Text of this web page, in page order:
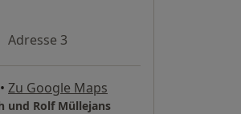
Adresse 3
• Zu Google Maps
und Rolf Müllejans